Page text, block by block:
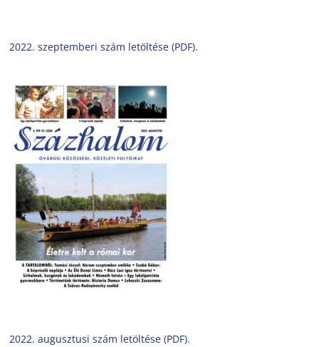
2022. szeptemberi szám letöltése (PDF).
2022. augusztusi szám letöltése (PDF).